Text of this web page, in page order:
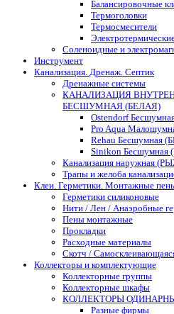
Балансировочные
Термоголовки
Термосмесители
Соленоидные и
Инструмент
Канализация. Дренаж. Септик
Дренажные системы
КАНАЛИЗАЦИЯ
БЕСШУМНАЯ (БЕЛАЯ)
Ostendorf
Pro Aqua
Rehau Бесшумная
Sinikon Бесшумная
Канализация наружная
Трапы и желоба
Клеи. Герметики. Монтажные
Герметики силиконовые
Нити / Лен / Анаэробные
Пены монтажные
Прокладки
Расходные материалы
Скотч /
Коллекторы и комплектующие
Коллекторные группы
Коллекторные шкафы
КОЛЛЕКТОРЫ
Разные фирмы